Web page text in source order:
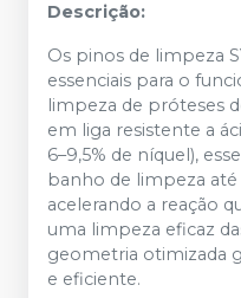
Descrição:
Os pinos de limpeza
essenciais para o
limpeza de próteses
em liga resistente a
6–9,5% de níquel),
banho de limpeza
acelerando a reação
uma limpeza eficaz
geometria otimizada
e eficiente.